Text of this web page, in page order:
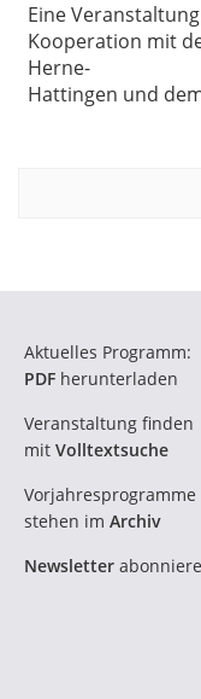
Eine
Kooperation mit
Herne-
Hattingen und
Aktuelles Programm:
PDF herunterladen
Veranstaltung finden
mit Volltextsuche
Vorjahresprogramme
stehen im Archiv
Newsletter